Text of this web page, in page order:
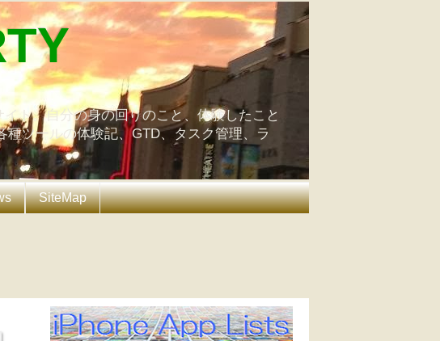
ト。自分の身の回りのこと、体験したこと
ツールの体験記、GTD、タスク管理、ラ
SiteMap